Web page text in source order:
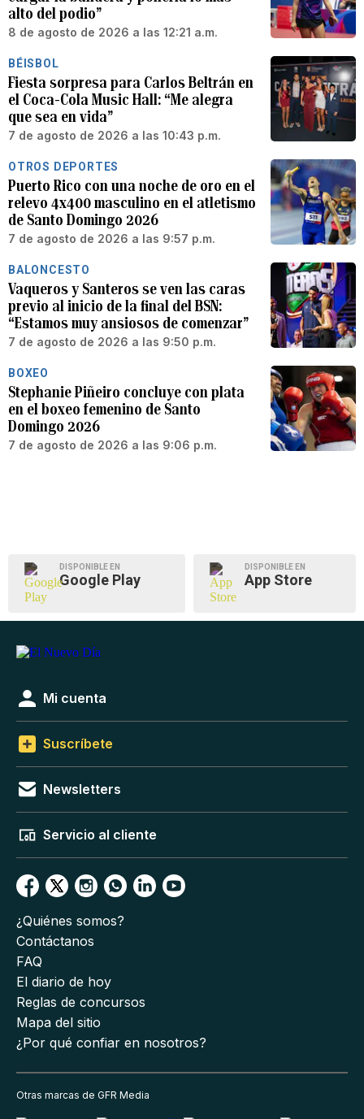
alto del podio”
8 de agosto de 2026 a las 12:21 a.m.
BÉISBOL
Fiesta sorpresa para Carlos Beltrán en
el Coca-Cola Music Hall: “Me alegra
que sea en vida”
7 de agosto de 2026 a las 10:43 p.m.
OTROS DEPORTES
Puerto Rico con una noche de oro en el
relevo 4x400 masculino en el atletismo
de Santo Domingo 2026
7 de agosto de 2026 a las 9:57 p.m.
BALONCESTO
Vaqueros y Santeros se ven las caras
previo al inicio de la final del BSN:
“Estamos muy ansiosos de comenzar”
7 de agosto de 2026 a las 9:50 p.m.
BOXEO
Stephanie Piñeiro concluye con plata
en el boxeo femenino de Santo
Domingo 2026
7 de agosto de 2026 a las 9:06 p.m.
DISPONIBLE EN
Google Play
DISPONIBLE EN
App Store
Mi cuenta
Suscríbete
Newsletters
Servicio al cliente
¿Quiénes somos?
Contáctanos
FAQ
El diario de hoy
Reglas de concursos
Mapa del sitio
¿Por qué confiar en nosotros?
Otras marcas de GFR Media